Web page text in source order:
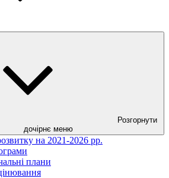
Розгорнути
дочірнє меню
на 2021-2026 рр.
плани